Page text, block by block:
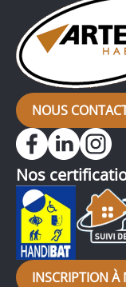
NOUS
Nos
INSCRIPTION À